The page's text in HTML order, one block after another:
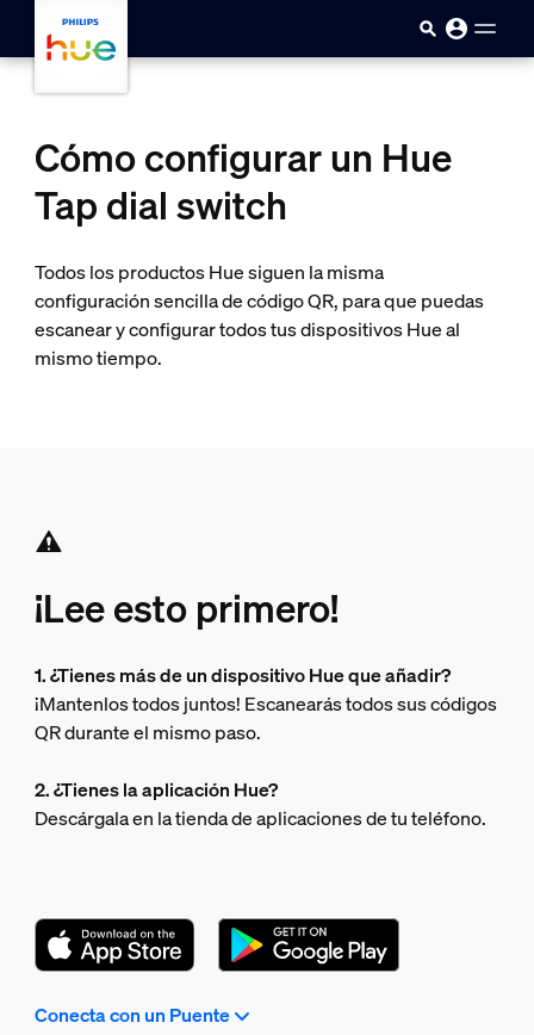
Cómo configurar un Hue
Tap dial switch
Todos los productos Hue siguen la misma
configuración sencilla de código QR, para que puedas
escanear y configurar todos tus dispositivos Hue al
mismo tiempo.
¡Lee esto primero!
1. ¿Tienes más de un dispositivo Hue que añadir?
¡Mantenlos todos juntos! Escanearás todos sus códigos
QR durante el mismo paso.
2. ¿Tienes la aplicación Hue?
Descárgala en la tienda de aplicaciones de tu teléfono.
Conecta con un Puente